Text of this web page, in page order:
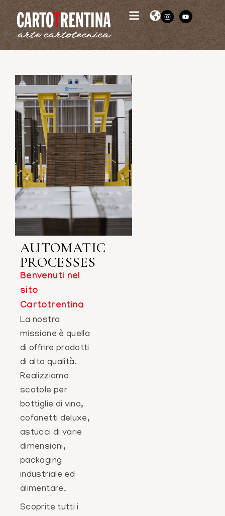
AUTOMATIC
PROCESSES
Benvenuti nel
sito
Cartotrentina
La nostra
missione è quella
di offrire prodotti
di alta qualità.
Realizziamo
scatole per
bottiglie di vino,
cofanetti deluxe,
astucci di varie
dimensioni,
packaging
industriale ed
alimentare.
Scoprite tutti i